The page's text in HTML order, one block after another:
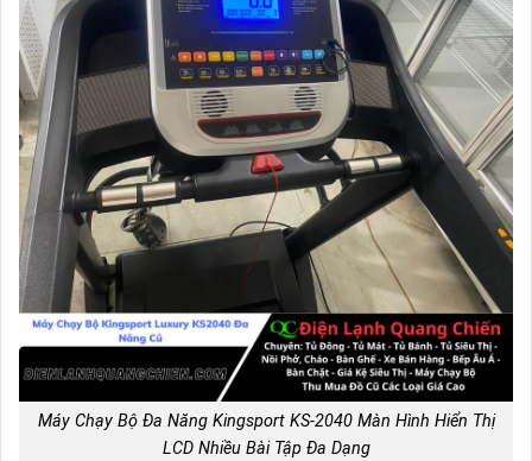
Máy Chạy Bộ Đa Năng Kingsport KS-2040 Màn Hình Hiển Thị
LCD Nhiều Bài Tập Đa Dạng